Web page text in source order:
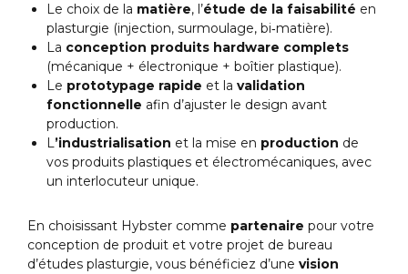
Le choix de la matière, l’étude de la faisabilité en
plasturgie (injection, surmoulage, bi‐matière).
La conception produits hardware complets
(mécanique + électronique + boîtier plastique).
Le prototypage rapide et la validation
fonctionnelle afin d’ajuster le design avant
production.
L’industrialisation et la mise en production de
vos produits plastiques et électromécaniques, avec
un interlocuteur unique.
En choisissant Hybster comme partenaire pour votre
conception de produit et votre projet de bureau
d’études plasturgie, vous bénéficiez d’une vision